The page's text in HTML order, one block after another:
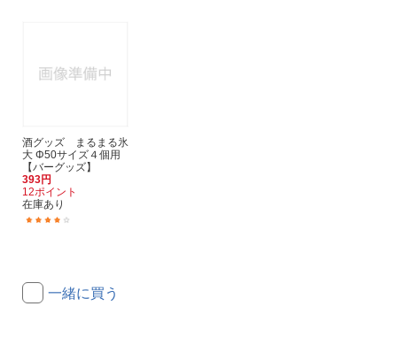
酒グッズ まるまる氷
大 Φ50サイズ４個用
【バーグッズ】
393円
12ポイント
在庫あり
一緒に買う